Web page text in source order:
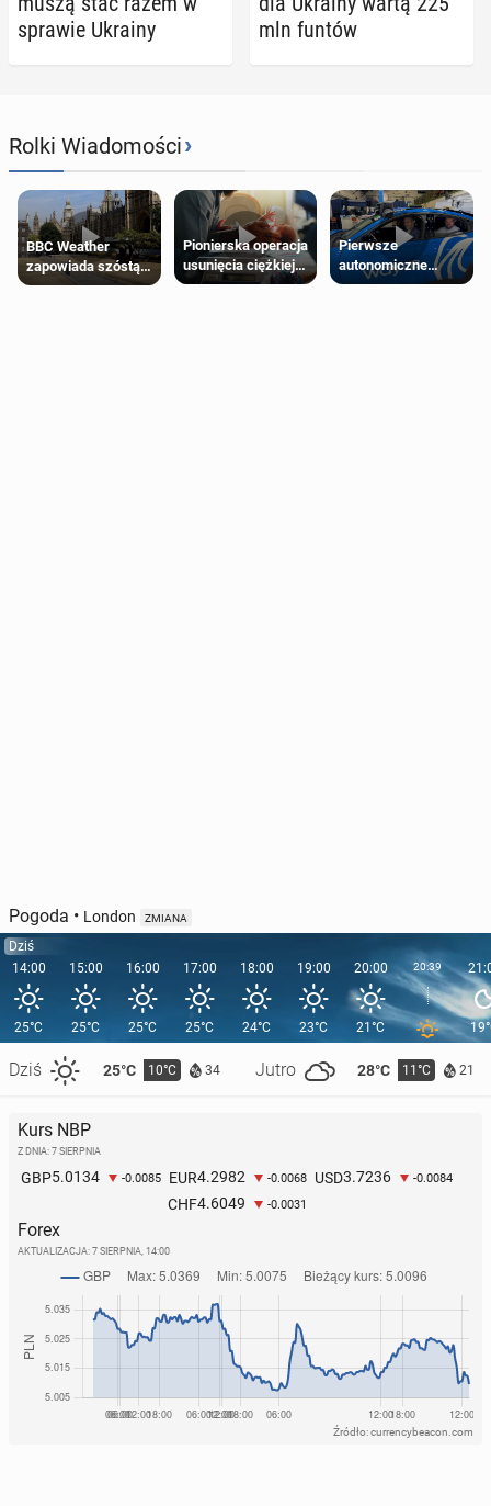
sprawie Ukrainy
mln funtów
Rolki Wiadomości›
BBC Weather
zapowiada szóstą
falę upałów w
Pionierska operacja
usunięcia ciężkiej
wady wrodzonej
Pierwsze
autonomiczne
Ubery pojawią się
Pogoda • London ZMIANA
Dziś
14:00
25°C
Dziś 25°C 10°C 34 Jutro 28°C 11°C 21
15:00
25°C
16:00
25°C
17:00
25°C
18:00
24°C
19:00
23°C
20:00
21°C
20:39
Kurs NBP
Z DNIA: 7 SIERPNIA
GBP5.0134 -0.0085 EUR4.2982 -0.0068 USD3.7236 -0.0084
CHF4.6049 -0.0031
Forex
AKTUALIZACJA: 7 SIERPNIA, 14:00
Źródło: currencybeacon.com